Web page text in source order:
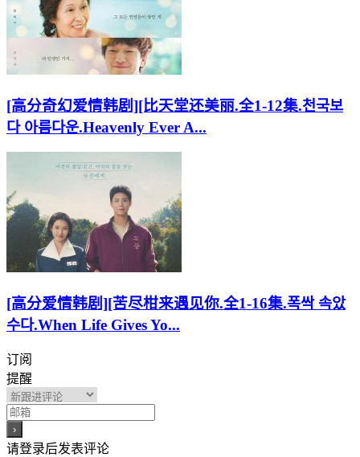
[高分奇幻爱情韩剧][比天堂还美丽.全1-12集.천국보
다 아름다운.Heavenly Ever A...
[高分爱情韩剧][苦尽柑来遇见你.全1-16集.폭싹 속았
수다.When Life Gives Yo...
订阅
提醒
请登录后发表评论